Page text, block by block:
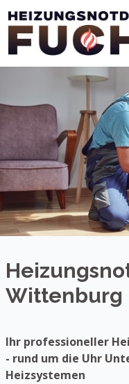
Wittenburg
Ihr professioneller
- rund um die Uhr
Heizsystemen